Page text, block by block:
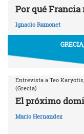
Por qué Francia
Ignacio Ramonet
Entrevista a Teo
(Grecia)
El próximo
Mario Hernandez